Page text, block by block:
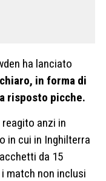
ha lanciato
in forma di
risposto picche.
reagito anzi in
in cui in Inghilterra
da 15
match non inclusi